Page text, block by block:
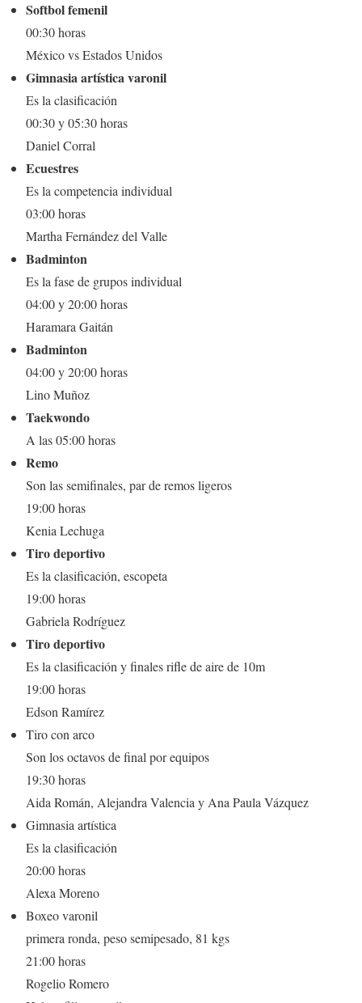
Softbol femenil
00:30 horas
México vs Estados Unidos
Gimnasia artística varonil
Es la clasificación
00:30 y 05:30 horas
Daniel Corral
Ecuestres
Es la competencia individual
03:00 horas
Martha Fernández del Valle
Badminton
Es la fase de grupos individual
04:00 y 20:00 horas
Haramara Gaitán
Badminton
04:00 y 20:00 horas
Lino Muñoz
Taekwondo
A las 05:00 horas
Remo
Son las semifinales, par de remos ligeros
19:00 horas
Kenia Lechuga
Tiro deportivo
Es la clasificación, escopeta
19:00 horas
Gabriela Rodríguez
Tiro deportivo
Es la clasificación y finales rifle de aire de 10m
19:00 horas
Edson Ramírez
Tiro con arco
Son los octavos de final por equipos
19:30 horas
Aida Román, Alejandra Valencia y Ana Paula Vázquez
Gimnasia artística
Es la clasificación
20:00 horas
Alexa Moreno
Boxeo varonil
primera ronda, peso semipesado, 81 kgs
21:00 horas
Rogelio Romero